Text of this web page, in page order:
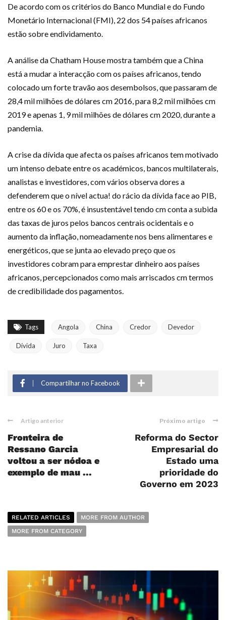
De acordo com os critérios do Banco Mundial e do Fundo
Monetário Internacional (FMI), 22 dos 54 países africanos
estão sobre endividamento.
A análise da Chatham House mostra também que a China
está a mudar a interacção com os países africanos, tendo
colocado um forte travão aos desembolsos, que passaram de
28,4 mil milhões de dólares cm 2016, para 8,2 mil milhões cm
2019 e apenas 1, 9 mil milhões de dólares cm 2020, durante a
pandemia.
A crise da dívida que afecta os países africanos tem motivado
um intenso debate entre os académicos, bancos multilaterais,
analistas e investidores, com vários observa dores a
defenderem que o nível actua! do rácio da dívida face ao PIB,
entre os 60 e os 70%, é insustentável tendo cm conta a subida
das taxas de juros pelos bancos centrais ocidentais e o
aumento da inflação, nomeadamente nos bens alimentares e
energéticos, que se junta ao elevado preço que os
investidores cobram para emprestar dinheiro aos países
africanos, percepcionados como mais arriscados cm termos
de credibilidade dos pagamentos.
Tags Angola China Credor Devedor
Dívida Juro Taxa
Compartilhar no Facebook
Artigo anterior
Fronteira de
Ressano Garcia
voltou a ser nódoa e
exemplo de mau ...
Próximo artigo
Reforma do Sector
Empresarial do
Estado uma
prioridade do
Governo em 2023
RELATED ARTICLES
MORE FROM AUTHOR
MORE FROM CATEGORY